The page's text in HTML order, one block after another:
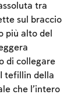
tra
sul braccio
più alto del
di collegare
tefillin della
che l’intero